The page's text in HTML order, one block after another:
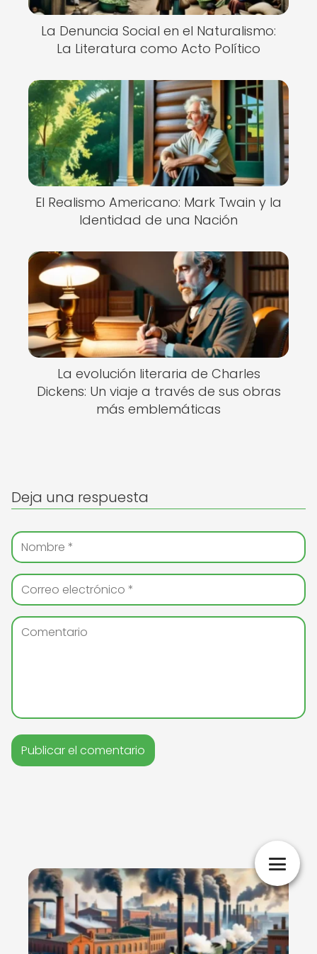
La Denuncia Social en el Naturalismo:
La Literatura como Acto Político
El Realismo Americano: Mark Twain y la
Identidad de una Nación
La evolución literaria de Charles
Dickens: Un viaje a través de sus obras
más emblemáticas
Deja una respuesta